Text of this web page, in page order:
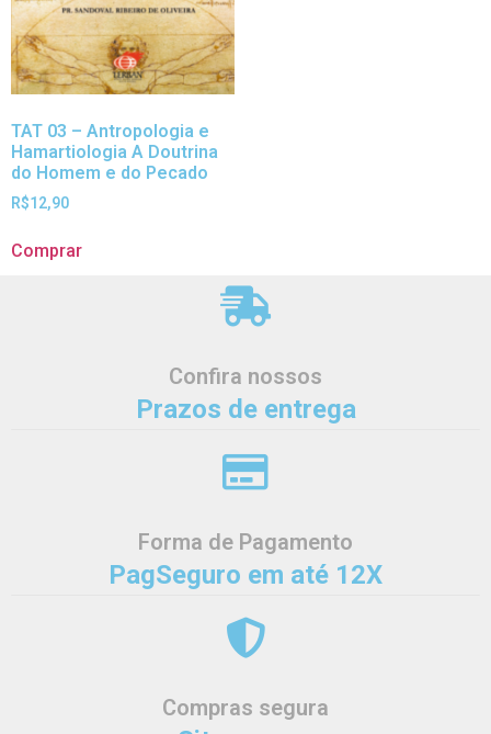
TAT 03 – Antropologia e
Hamartiologia A Doutrina
do Homem e do Pecado
R$12,90
Comprar
Confira nossos
Prazos de entrega
Forma de Pagamento
PagSeguro em até 12X
Compras segura